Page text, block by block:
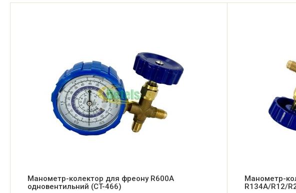
Манометр-колектор для фреону R600A
одновентильний (CT-466)
Манометр-
R134A/R12/